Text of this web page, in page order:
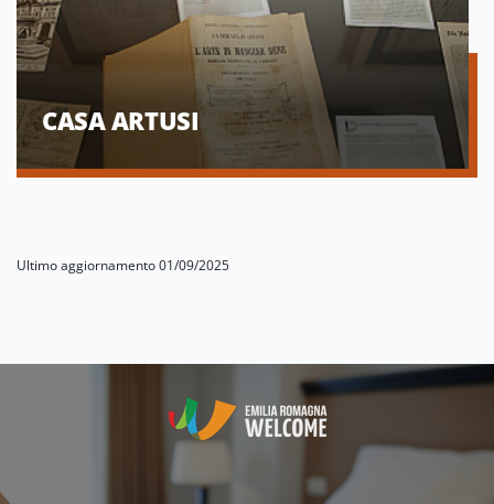
CASA ARTUSI
Ultimo aggiornamento 01/09/2025